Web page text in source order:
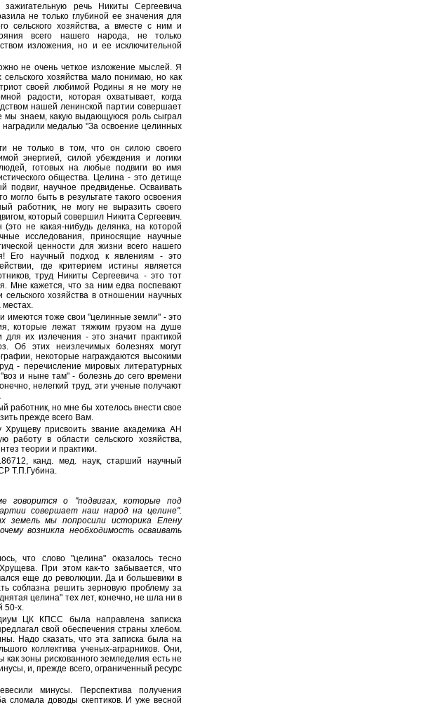
речь Никиты Сергеевича
не только глубиной ее значения для
сельского хозяйства, а вместе с ним и
всего нашего народа, не только
изложения, но и ее исключительной
не очень четкое изложение мыслей. Я
сельского хозяйства мало понимаю, но как
своей любимой Родины я не могу не
радости, которая охватывает, когда
нашей ленинской партии совершает
знаем, какую выдающуюся роль сыграл
наградили медалью "За освоение целинных
не только в том, что он силою своего
энергией, силой убеждения и логики
готовых на любые подвиги во имя
общества. Целина - это детище
научное предвиденье. Осваивать
могло быть в результате такого освоения
работник, не могу не выразить своего
который совершил Никита Сергеевич.
не какая-нибудь делянка, на которой
исследования, приносящие научные
ценности для жизни всего нашего
Его научный подход к явлениям - это
где критерием истины является
труд Никиты Сергеевича - это тот
Мне кажется, что за ним едва поспевают
сельского хозяйства в отношении научных
имеются тоже свои "целинные земли" - это
которые лежат тяжким грузом на душе
для их излечения - это значит практикой
Об этих неизлечимых болезнях могут
некоторые награждаются высокими
- перечисление мировых литературных
и ныне там" - болезнь до сего времени
нелегкий труд, эти ученые получают
работник, но мне бы хотелось внести свое
прежде всего Вам.
Хрущеву присвоить звание академика АН
в области сельского хозяйства,
теории и практики.
канд. мед. наук, старший научный
Т.П.Губина.
говорится о "подвигах, которые под
совершает наш народ на целине".
земель мы попросили историка Елену
возникла необходимость осваивать
что слово "целина" оказалось тесно
При этом как-то забывается, что
еще до революции. Да и большевики в
соблазна решить зерновую проблему за
целина" тех лет, конечно, не шла ни в
50-х.
ЦК КПСС была направлена записка
свой обеспечения страны хлебом.
Надо сказать, что эта записка была на
коллектива ученых-аграрников. Они,
как зоны рискованного земледелия есть не
и, прежде всего, ограниченный ресурс
минусы. Перспектива получения
сломала доводы скептиков. И уже весной